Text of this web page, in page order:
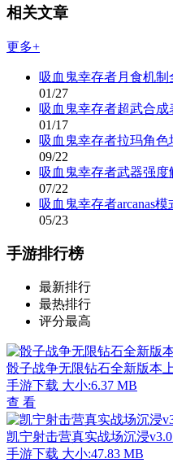
相关文章
更多+
吸血鬼幸存者月食机制
01/27
吸血鬼幸存者超武合成
01/17
吸血鬼幸存者拉玛角色
09/22
吸血鬼幸存者武器强
07/22
吸血鬼幸存者arcanas
05/23
手游排行榜
最新排行
最热排行
评分最高
骰子战争无限钻石全新版本
手游下载 大小:6.37 MB
查 看
凯宁射击营真实战场沉浸
手游下载 大小:47.83 MB